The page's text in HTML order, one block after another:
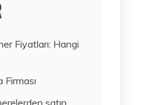
Fiyatları: Hangi
Firması
satın